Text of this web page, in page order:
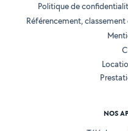
Politique de
Référencement,
NOS